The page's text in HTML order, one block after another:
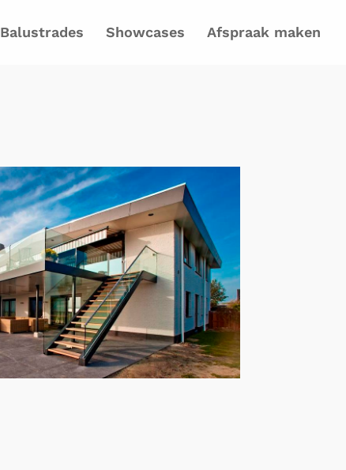
Balustrades Showcases Afspraak maken